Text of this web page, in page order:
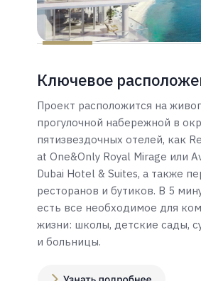
Ключевое
Проект расположится на
прогулочной набережной в
пятизвездочных отелей, как
at One&Only Royal Mirage или
Dubai Hotel & Suites, а также
ресторанов и бутиков. В 5
есть все необходимое для
жизни: школы, детские сады,
и больницы.